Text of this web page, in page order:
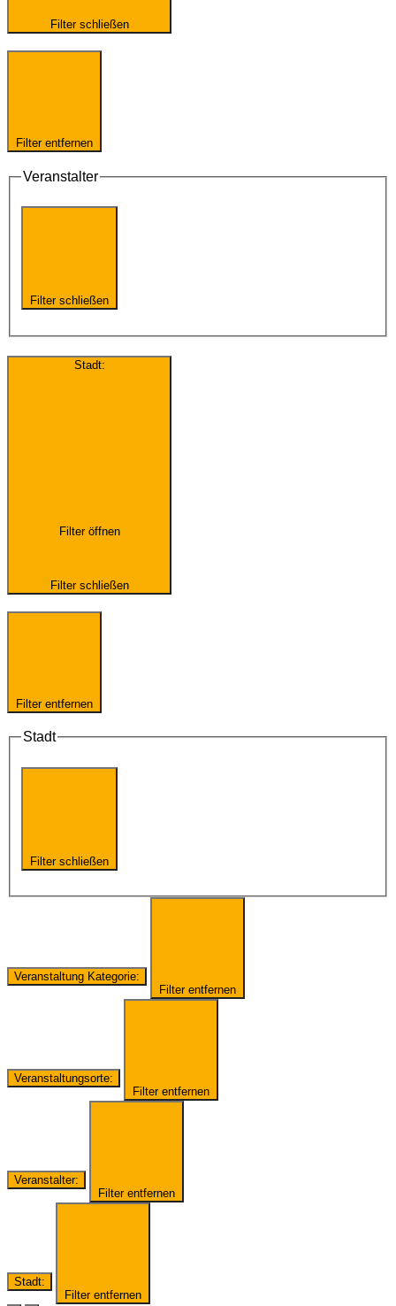
Filter schließen
Filter entfernen
Veranstalter
Filter schließen
Stadt:
Filter öffnen
Filter schließen
Filter entfernen
Stadt
Filter schließen
Veranstaltung Kategorie:
Filter entfernen
Veranstaltungsorte:
Filter entfernen
Veranstalter:
Filter entfernen
Stadt:
Filter entfernen